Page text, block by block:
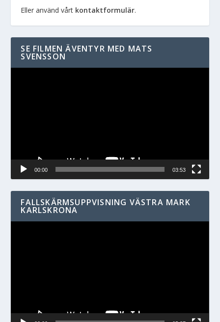
Eller använd vårt kontaktformulär.
SE FILMEN ÄVENTYR MED MATS
SVENSSON
00:00 03:53
FALLSKÄRMSUPPVISNING VÄSTRA MARK
KARLSKRONA